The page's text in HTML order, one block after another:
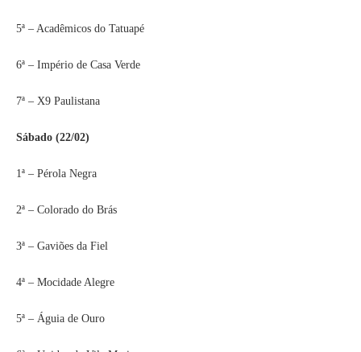
5ª – Acadêmicos do Tatuapé
6ª – Império de Casa Verde
7ª – X9 Paulistana
Sábado (22/02)
1ª – Pérola Negra
2ª – Colorado do Brás
3ª – Gaviões da Fiel
4ª – Mocidade Alegre
5ª – Águia de Ouro